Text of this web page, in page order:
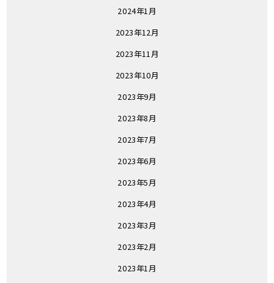
2024年1月
2023年12月
2023年11月
2023年10月
2023年9月
2023年8月
2023年7月
2023年6月
2023年5月
2023年4月
2023年3月
2023年2月
2023年1月